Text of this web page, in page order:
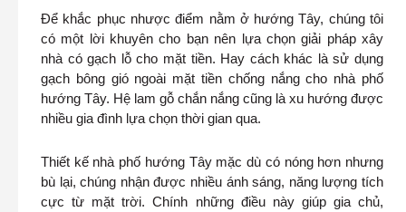
Để khắc phục nhược điểm nằm ở hướng Tây, chúng tôi
có một lời khuyên cho bạn nên lựa chọn giải pháp xây
nhà có gạch lỗ cho mặt tiền. Hay cách khác là sử dụng
gạch bông gió ngoài mặt tiền chống nắng cho nhà phố
hướng Tây. Hệ lam gỗ chắn nắng cũng là xu hướng được
nhiều gia đình lựa chọn thời gian qua.
Thiết kế nhà phố hướng Tây mặc dù có nóng hơn nhưng
bù lại, chúng nhận được nhiều ánh sáng, năng lượng tích
cực từ mặt trời. Chính những điều này giúp gia chủ,